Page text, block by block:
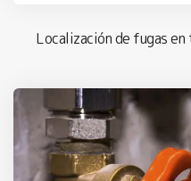
Localización de fugas